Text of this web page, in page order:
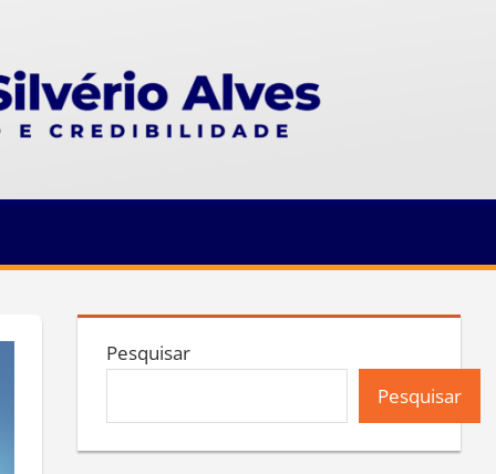
Pesquisar
Pesquisar